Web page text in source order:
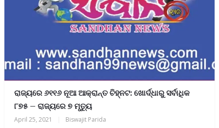
ରାଜ୍ୟରେ ୬୧୧୬ ନୂଆ ଆକ୍ରାନ୍ତ ଚିହ୍ନଟ: ଖୋର୍ଦ୍ଧାରୁ ସର୍ବାଧିକ
୮୭୫ – ରାଜ୍ୟରେ ୭ ମୃତ୍ୟୁ
April 25, 2021 Biswajit Parida